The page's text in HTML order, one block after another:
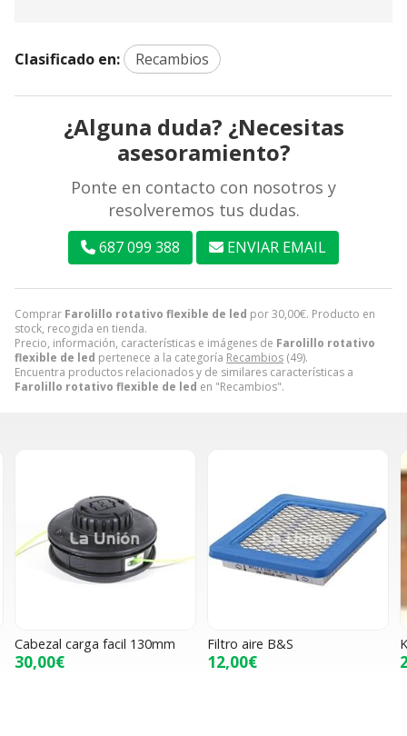
Comprar Farolillo rotativo flexible de led por30,00€. Producto en
stock, recogida en tienda.
Precio, información, características e imágenes de Farolillo rotativo
flexible de led pertenece a la categoría Recambios (49).
Encuentra productos relacionados y de similares características a
Farolillo rotativo flexible de led en "Recambios".
Clasificado en: Recambios
¿Alguna duda? ¿Necesitas
asesoramiento?
Ponte en contacto con nosotros y
resolveremos tus dudas.
687 099 388 ENVIAR EMAIL
Cabezal carga facil 130mm
30,00€
Filtro aire B&S
12,00€